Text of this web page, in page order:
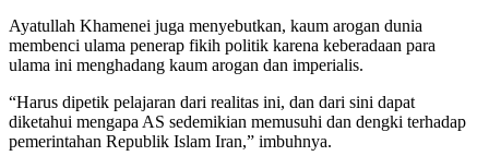
Ayatullah Khamenei juga menyebutkan, kaum arogan dunia
membenci ulama penerap fikih politik karena keberadaan para
ulama ini menghadang kaum arogan dan imperialis.
“Harus dipetik pelajaran dari realitas ini, dan dari sini dapat
diketahui mengapa AS sedemikian memusuhi dan dengki terhadap
pemerintahan Republik Islam Iran,” imbuhnya.